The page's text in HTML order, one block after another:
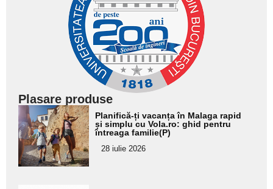
Plasare produse
Adaugă
aici textul
pentru
subtitlu
Planifică-ți vacanța în Malaga rapid
și simplu cu Vola.ro: ghid pentru
întreaga familie(P)
28 iulie 2026